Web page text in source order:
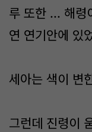
루 또한 ... 해령
연 연기안에 있
세아는 색이 변
그런데 진령이